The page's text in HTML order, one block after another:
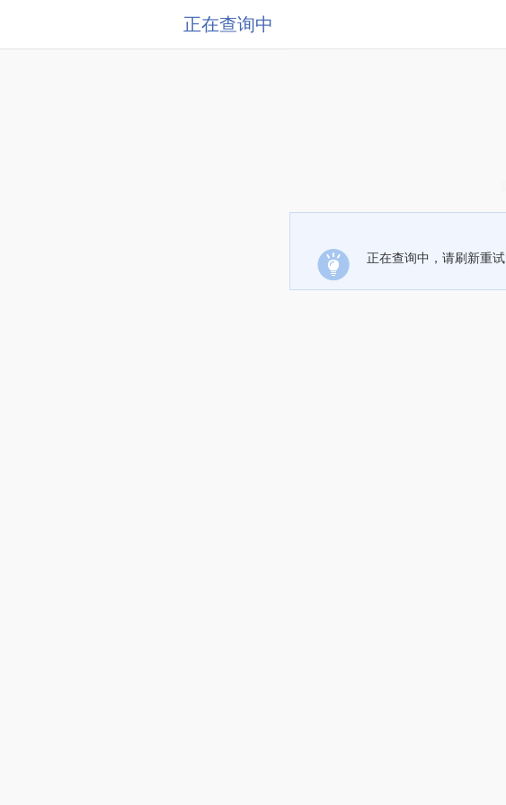
正在查询中
正在查询中，请刷新重试